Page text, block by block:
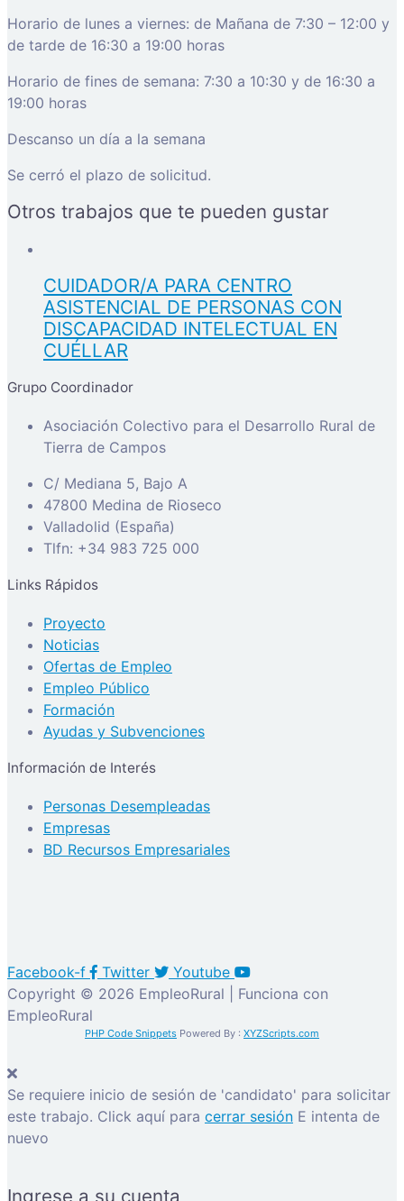
Horario de lunes a viernes: de Mañana de 7:30 – 12:00 y
de tarde de 16:30 a 19:00 horas
Horario de fines de semana: 7:30 a 10:30 y de 16:30 a
19:00 horas
Descanso un día a la semana
Se cerró el plazo de solicitud.
Otros trabajos que te pueden gustar
CUIDADOR/A PARA CENTRO
ASISTENCIAL DE PERSONAS CON
DISCAPACIDAD INTELECTUAL EN
CUÉLLAR
Grupo Coordinador
Asociación Colectivo para el Desarrollo Rural de
Tierra de Campos
C/ Mediana 5, Bajo A
47800 Medina de Rioseco
Valladolid (España)
Tlfn: +34 983 725 000
Links Rápidos
Proyecto
Noticias
Ofertas de Empleo
Empleo Público
Formación
Ayudas y Subvenciones
Información de Interés
Personas Desempleadas
Empresas
BD Recursos Empresariales
Facebook-f Twitter
Youtube
Copyright © 2026 EmpleoRural | Funciona con
EmpleoRural
PHP Code Snippets Powered By : XYZScripts.com
Se requiere inicio de sesión de 'candidato' para solicitar
este trabajo. Click aquí para cerrar sesión E intenta de
nuevo
Ingrese a su cuenta